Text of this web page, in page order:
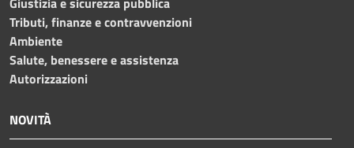
Tributi, finanze e contravvenzioni
Ambiente
Salute, benessere e assistenza
Autorizzazioni
NOVITÀ